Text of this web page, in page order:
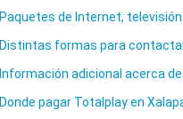
Paquetes de Internet,
Distintas formas para
Información adicional acerca
Donde pagar Totalplay en